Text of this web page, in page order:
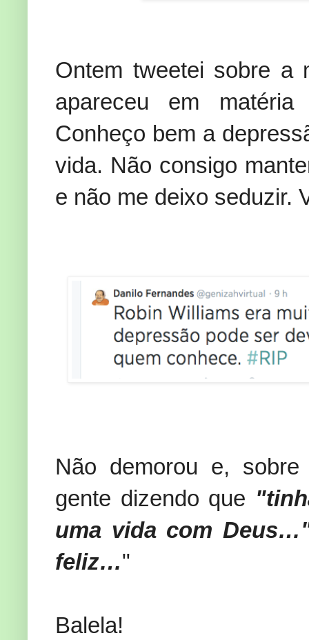
Ontem tweetei sobre a
apareceu em
Conheço bem a
vida. Não consigo
e não me deixo seduzir.
Não demorou e,
gente dizendo que
uma vida com
feliz…"
Balela!